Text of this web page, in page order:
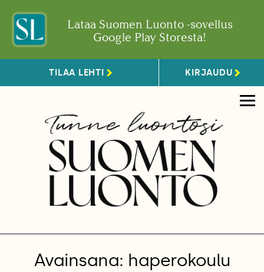
Lataa Suomen Luonto -sovellus
Google Play Storesta!
TILAA LEHTI KIRJAUDU
Avainsana: haperokoulu